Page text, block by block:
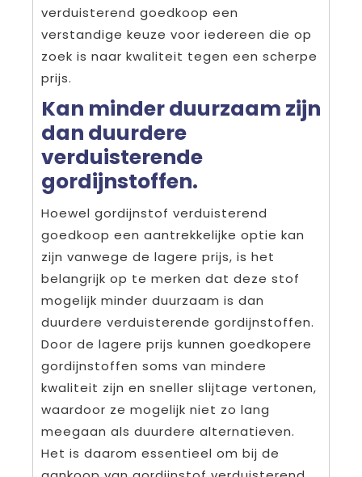
verduisterend goedkoop een
verstandige keuze voor iedereen die op
zoek is naar kwaliteit tegen een scherpe
prijs.
Kan minder duurzaam zijn
dan duurdere
verduisterende
gordijnstoffen.
Hoewel gordijnstof verduisterend
goedkoop een aantrekkelijke optie kan
zijn vanwege de lagere prijs, is het
belangrijk op te merken dat deze stof
mogelijk minder duurzaam is dan
duurdere verduisterende gordijnstoffen.
Door de lagere prijs kunnen goedkopere
gordijnstoffen soms van mindere
kwaliteit zijn en sneller slijtage vertonen,
waardoor ze mogelijk niet zo lang
meegaan als duurdere alternatieven.
Het is daarom essentieel om bij de